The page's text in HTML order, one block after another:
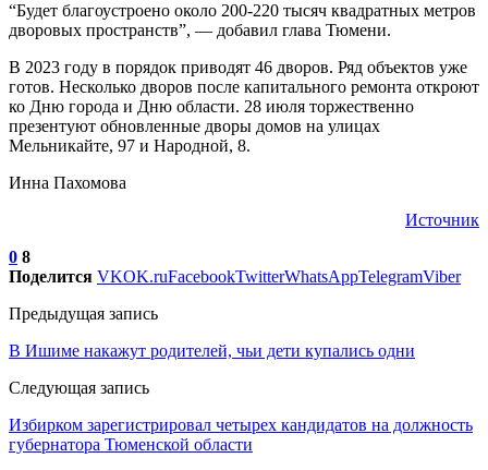
“Будет благоустроено около 200-220 тысяч квадратных метров
дворовых пространств”, — добавил глава Тюмени.
В 2023 году в порядок приводят 46 дворов. Ряд объектов уже
готов. Несколько дворов после капитального ремонта откроют
ко Дню города и Дню области. 28 июля торжественно
презентуют обновленные дворы домов на улицах
Мельникайте, 97 и Народной, 8.
Инна Пахомова
Источник
0 8
Поделится VKOK.ruFacebookTwitterWhatsAppTelegramViber
Предыдущая запись
В Ишиме накажут родителей, чьи дети купались одни
Следующая запись
Избирком зарегистрировал четырех кандидатов на должность
губернатора Тюменской области